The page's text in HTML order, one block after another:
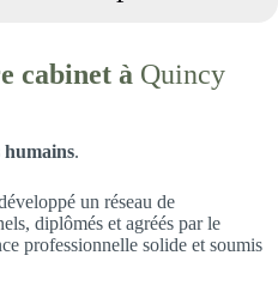
cabinet à Quincy
humains.
un réseau de
diplômés et agréés par le
professionnelle solide et soumis